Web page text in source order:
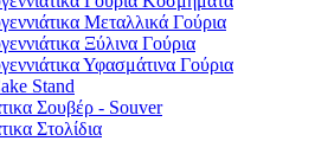
Μεταλλικά Γούρια
Ξύλινα Γούρια
Υφασμάτινα Γούρια
Stand
Σουβέρ - Souver
Στολίδια